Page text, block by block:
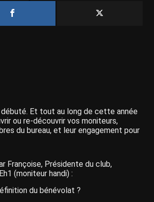
débuté. Et tout au long de cette année
ou re-découvrir vos moniteurs,
du bureau, et leur engagement pour
Françoise, Présidente du club,
(moniteur handi) :
du bénévolat ?